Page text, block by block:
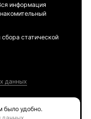
информация
статической
данных
было удобно.